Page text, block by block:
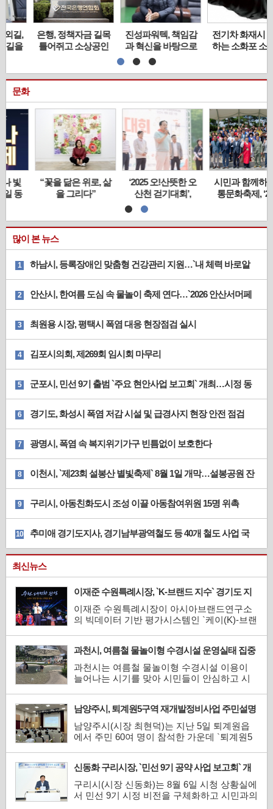
조명산업 30년 외길,
우직한 장인의 길을
은행, 정책자금 길목
틀어쥐고 소상공인
목 조른다
진성파워텍, 책임감
과 혁신을 바탕으로
문화
“꽃을 닮은 위로, 삶
을 그리다”
‘2025 오!산뜻한 오
산천 걷기대회’,
3,400명 시민 참여
시민과 함께하는 전
통문화축제, ‘2025
많이 본 뉴스
1
하남시, 등록장애인 맞춤형 건강관리 지원…`내 체력 바로알
2
안산시, 한여름 도심 속 물놀이 축제 연다…`2026 안산서머페
3 최원용 시장, 평택시 폭염 대응 현장점검 실시
4 김포시의회, 제269회 임시회 마무리
5
군포시, 민선 9기 출범 `주요 현안사업 보고회` 개최…시정 동
6 경기도, 화성시 폭염 저감 시설 및 급경사지 현장 안전 점검
7 광명시, 폭염 속 복지위기가구 빈틈없이 보호한다
8
이천시, `제23회 설봉산 별빛축제` 8월 1일 개막…설봉공원 잔
9 구리시, 아동친화도시 조성 이끌 아동참여위원 15명 위촉
10
추미애 경기도지사, 경기남부광역철도 등 40개 철도 사업 국
최신뉴스
이재준 수원특례시장, `K-브랜드 지수` 경기도 지
자체장 부문 1위
이재준 수원특례시장이 아시아브랜드연구소
의 빅데이터 기반 평가시스템인 `케이(K)-브랜
브랜드 지수는 아시아브랜드연구소가 국내외
연구진과 협력해 개발한 온라인 빅데이터 기
반 평가 시스템이다. 검색과 콘텐츠 소비, 긍·
부정 활동 등 축적...
과천시, 여름철 물놀이형 수경시설 운영실태 집중
점검
과천시는 여름철 물놀이형 수경시설 이용이
늘어나는 시기를 맞아 시민들이 안심하고 시
를 집중적으로 점검한다.이번 점검은 `물환경
보전법`에 따른 운영·관리 기준이 현장에서 제
대로 지켜지고 있는지 확인하고, 시설의 위생
과 안전관리를 강화...
남양주시, 퇴계원5구역 재개발정비사업 주민설명
회 개최
남양주시(시장 최현덕)는 지난 5일 퇴계원읍
에서 주민 60여 명이 참석한 가운데 `퇴계원5
밝혔다.이번 설명회는 도시 및 주거환경정비
법에 따라 정비구역 지정과 정비계획 수립안
의 주요 내용을 주민들에게 안내하고 다양한
의견을 수렴하기 위해 마련됐...
신동화 구리시장, `민선 9기 공약 사업 보고회` 개
최
구리시(시장 신동화)는 8월 6일 시청 상황실에
서 민선 9기 시정 비전을 구체화하고 시민과의